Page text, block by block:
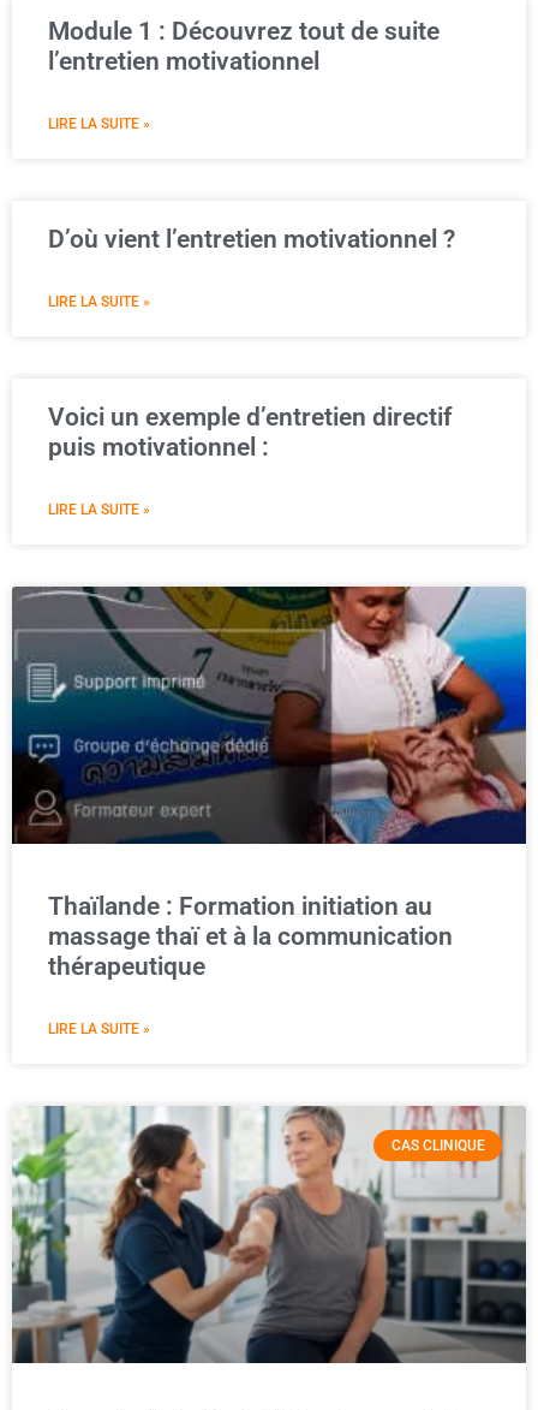
Module 1 : Découvrez tout de suite
l’entretien motivationnel
LIRE LA SUITE »
D’où vient l’entretien motivationnel ?
LIRE LA SUITE »
Voici un exemple d’entretien directif
puis motivationnel :
LIRE LA SUITE »
Thaïlande : Formation initiation au
massage thaï et à la communication
thérapeutique
LIRE LA SUITE »
CAS CLINIQUE